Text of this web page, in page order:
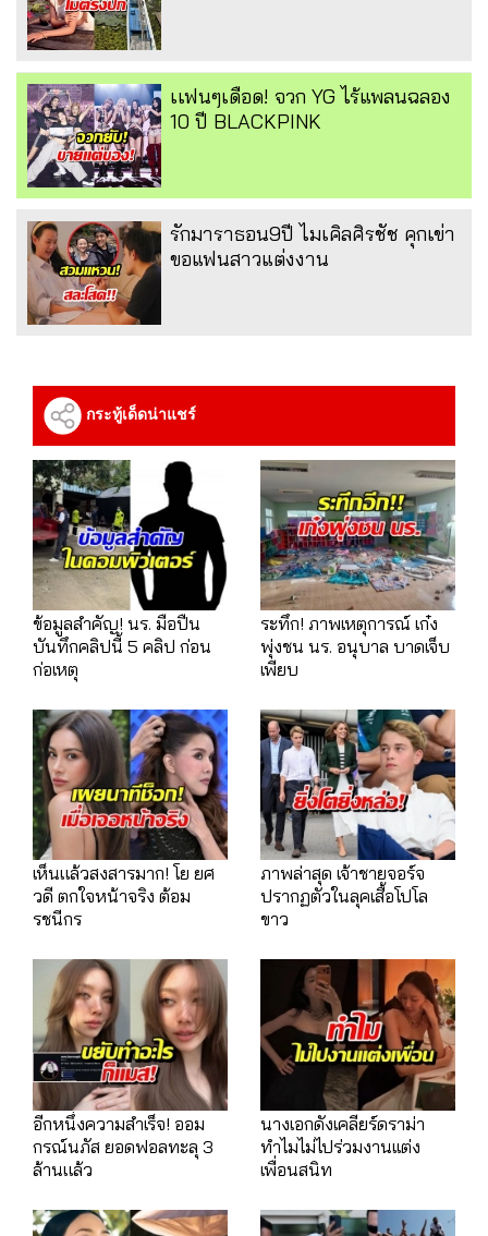
เเฟนๆเดือด! จวก YG ไร้แพลนฉลอง
10 ปี BLACKPINK
รักมาราธอน9ปี ไมเคิลศิรชัช คุกเข่า
ขอแฟนสาวแต่งงาน
กระทู้เด็ดน่าแชร์
ข้อมูลสำคัญ! นร. มือปืน
บันทึกคลิปนี้ 5 คลิป ก่อน
ก่อเหตุ
ระทึก! ภาพเหตุการณ์ เก๋ง
พุ่งชน นร. อนุบาล บาดเจ็บ
เพียบ
เห็นแล้วสงสารมาก! โย ยศ
วดี ตกใจหน้าจริง ต้อม
รชนีกร
ภาพล่าสุด เจ้าชายจอร์จ
ปรากฏตัวในลุคเสื้อโปโล
ขาว
อีกหนึ่งความสำเร็จ! ออม
กรณ์นภัส ยอดฟอลทะลุ 3
ล้านแล้ว
นางเอกดังเคลียร์ดราม่า
ทำไมไม่ไปร่วมงานเเต่ง
เพื่อนสนิท